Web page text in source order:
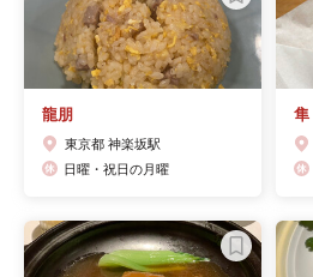
龍朋
東京都 神楽坂駅
日曜・祝日の月曜
隼